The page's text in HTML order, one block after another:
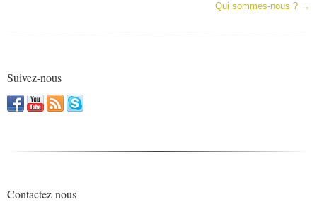
Qui sommes-nous ? →
Suivez-nous
Contactez-nous